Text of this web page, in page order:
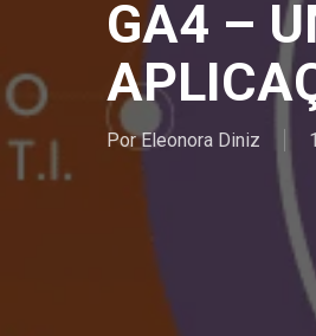
GA4 –
Por Eleonora Diniz